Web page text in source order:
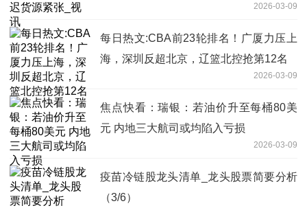
2026-03-09
每日热文:CBA前23轮排名！广厦力压上
海，深圳反超北京，辽篮北控抢第12名
2026-03-09
焦点快看：瑞银：若油价升至每桶80美
元 内地三大航司或均陷入亏损
2026-03-09
疫苗冷链股龙头清单_龙头股票简要分析
（3/6）